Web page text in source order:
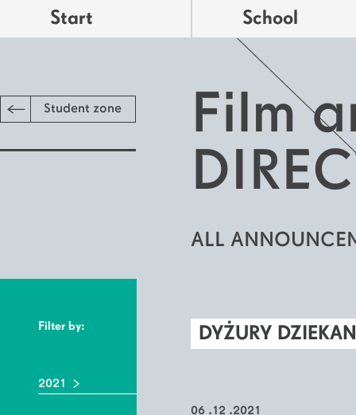
Start School
Student zone
Film
ALL
Filter by:
2021
DYŻURY
06 .12 .2021